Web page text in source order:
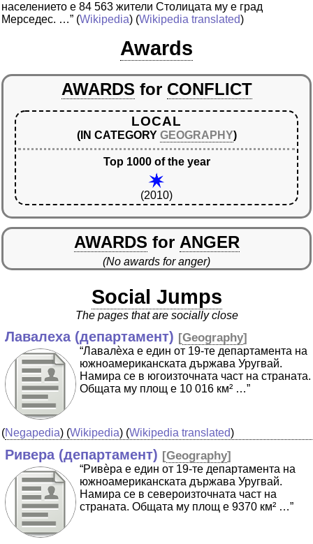
населението е 84 563 жители Столицата му е град
Мерседес. …” (Wikipedia) (Wikipedia translated)
Awards
AWARDS for CONFLICT
LOCAL
(IN CATEGORY GEOGRAPHY)
Top 1000 of the year
(2010)
AWARDS for ANGER
(No awards for anger)
Social Jumps
The pages that are socially close
Лавалеха (департамент) [Geography]
“Лавалѐха е един от 19-те департамента на
южноамериканската държава Уругвай.
Намира се в югоизточната част на страната.
Общата му площ е 10 016 км² …”
(Negapedia) (Wikipedia) (Wikipedia translated)
Ривера (департамент) [Geography]
“Ривѐра е един от 19-те департамента на
южноамериканската държава Уругвай.
Намира се в североизточната част на
страната. Общата му площ е 9370 км² …”